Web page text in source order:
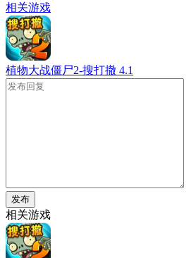
相关游戏
植物大战僵尸2-搜打撤 4.1
发布
相关游戏